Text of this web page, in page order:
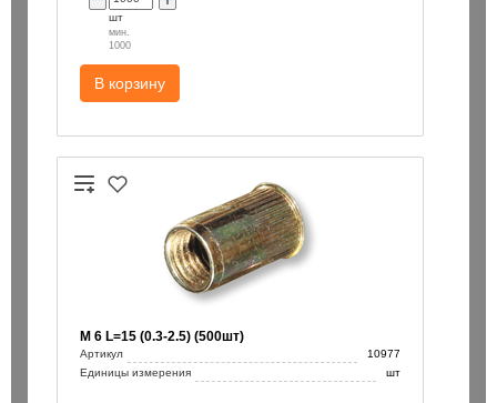
шт
мин.
1000
В корзину
М 6 L=15 (0.3-2.5) (500шт)
Артикул
10977
Единицы измерения
шт